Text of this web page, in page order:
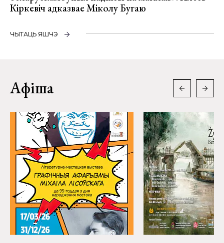
Кіркевіч адказвае Міколу Бугаю
ЧЫТАЦЬ ЯШЧЭ
Афіша